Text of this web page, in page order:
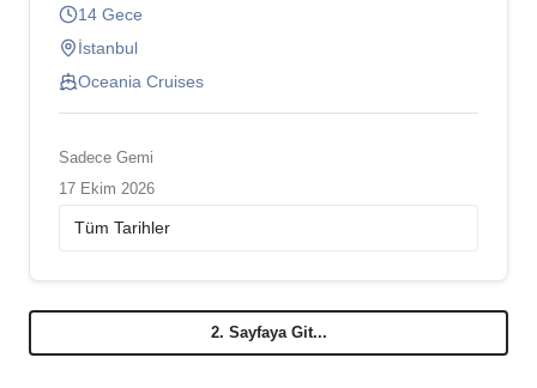
14 Gece
İstanbul
Oceania Cruises
Sadece Gemi
17 Ekim 2026
2. Sayfaya Git...